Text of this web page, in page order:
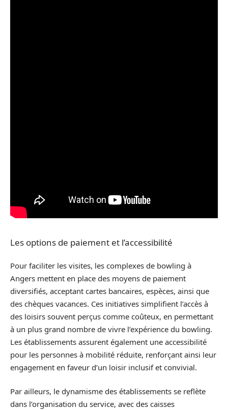
Les options de paiement et l’accessibilité
Pour faciliter les visites, les complexes de bowling à
Angers mettent en place des moyens de paiement
diversifiés, acceptant cartes bancaires, espèces, ainsi que
des chèques vacances. Ces initiatives simplifient l’accès à
des loisirs souvent perçus comme coûteux, en permettant
à un plus grand nombre de vivre l’expérience du bowling.
Les établissements assurent également une accessibilité
pour les personnes à mobilité réduite, renforçant ainsi leur
engagement en faveur d’un loisir inclusif et convivial.
Par ailleurs, le dynamisme des établissements se reflète
dans l’organisation du service, avec des caisses